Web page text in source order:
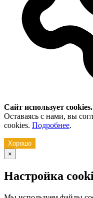
Сайт использует cookies.
Оставаясь с нами, вы
cookies. Подробнее.
Хорошо
×
Настройка